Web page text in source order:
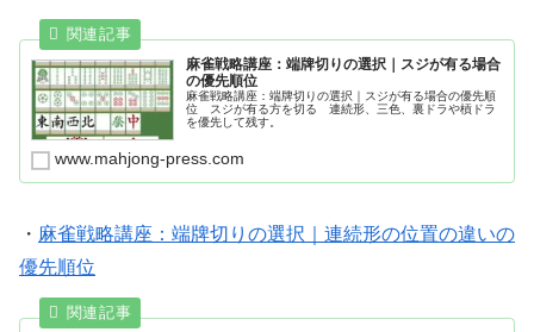
麻雀戦略講座：端牌切りの選択｜スジが有る場合
の優先順位
麻雀戦略講座：端牌切りの選択｜スジが有る場合の優先順
位 スジが有る方を切る 連続形、三色、裏ドラや槓ドラ
を優先して残す。
www.mahjong-press.com
・ 麻雀戦略講座：端牌切りの選択｜連続形の位置の違いの
優先順位